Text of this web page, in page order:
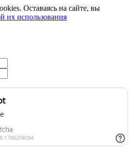
Оставаясь на сайте, вы
их использования